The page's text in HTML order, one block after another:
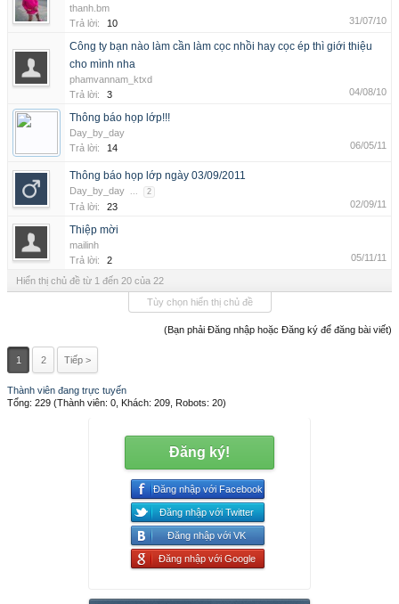
thanh.bm
Trả lời:
10 31/07/10
Công ty bạn nào làm cần làm cọc nhồi hay cọc ép thì giới thiệu
cho mình nha
phamvannam_ktxd
Trả lời:
3 04/08/10
Thông báo họp lớp!!!
Day_by_day
Trả lời:
14 06/05/11
Thông báo họp lớp ngày 03/09/2011
Day_by_day ... 2
Trả lời: 23 02/09/11
Thiệp mời
mailinh
Trả lời:
2 05/11/11
Hiển thị chủ đề từ 1 đến 20 của 22
Tùy chọn hiển thị chủ đề
(Bạn phải Đăng nhập hoặc Đăng ký để đăng bài viết)
1 2 Tiếp >
Thành viên đang trực tuyến
Tổng: 229 (Thành viên: 0, Khách: 209, Robots: 20)
Đăng ký!
Đăng nhập với Facebook
Đăng nhập với Twitter
Đăng nhập với VK
Đăng nhập với Google